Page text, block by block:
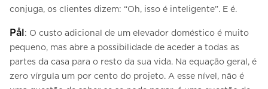
conjuga, os clientes dizem: “Oh, isso é inteligente”. E é.
Pål: O custo adicional de um elevador doméstico é muito
pequeno, mas abre a possibilidade de aceder a todas as
partes da casa para o resto da sua vida. Na equação geral, é
zero vírgula um por cento do projeto. A esse nível, não é